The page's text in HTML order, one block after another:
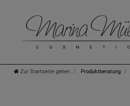
Zur Startseite gehen Produktberatung